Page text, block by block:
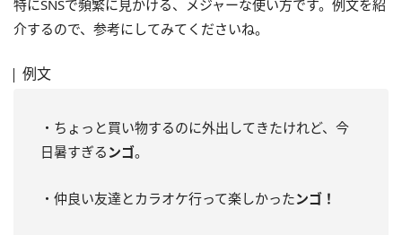
特にSNSで頻繁に見かける、メジャーな使い方です。例文を紹
介するので、参考にしてみてくださいね。
例文
・ちょっと買い物するのに外出してきたけれど、今
日暑すぎる ンゴ。
・仲良い友達とカラオケ行って楽しかったンゴ！